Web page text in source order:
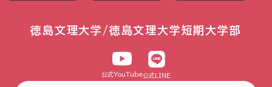
徳島文理大学/徳島文理大学短期大学部
公式YouTube公式LINE